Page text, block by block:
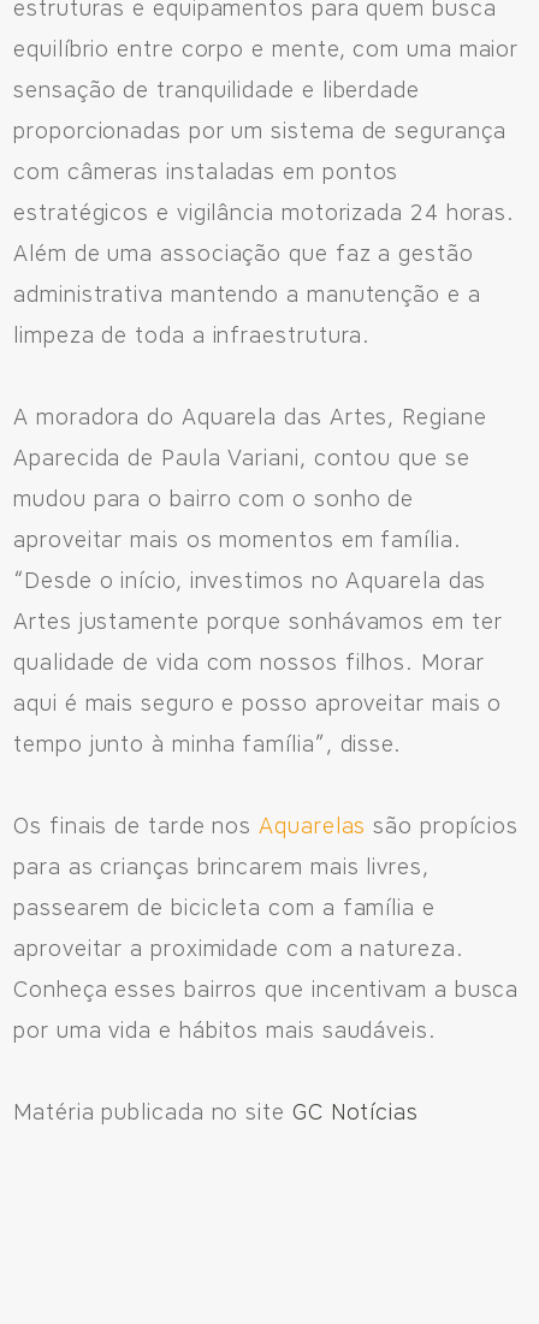
estruturas e equipamentos para quem busca
equilíbrio entre corpo e mente, com uma maior
sensação de tranquilidade e liberdade
proporcionadas por um sistema de segurança
com câmeras instaladas em pontos
estratégicos e vigilância motorizada 24 horas.
Além de uma associação que faz a gestão
administrativa mantendo a manutenção e a
limpeza de toda a infraestrutura.
A moradora do Aquarela das Artes, Regiane
Aparecida de Paula Variani, contou que se
mudou para o bairro com o sonho de
aproveitar mais os momentos em família.
“Desde o início, investimos no Aquarela das
Artes justamente porque sonhávamos em ter
qualidade de vida com nossos filhos. Morar
aqui é mais seguro e posso aproveitar mais o
tempo junto à minha família”, disse.
Os finais de tarde nosAquarelas são propícios
para as crianças brincarem mais livres,
passearem de bicicleta com a família e
aproveitar a proximidade com a natureza.
Conheça esses bairros que incentivam a busca
por uma vida e hábitos mais saudáveis.
Matéria publicada no site GC Notícias